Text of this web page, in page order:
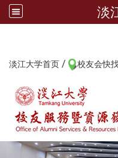
淡
淡江大学首页 / 校友会快